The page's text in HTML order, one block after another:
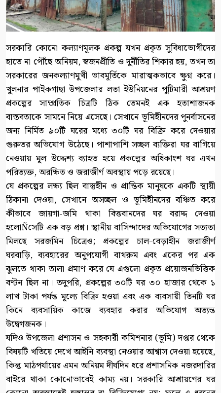
সরকারি কোনো কল্যাণমূলক প্রকল্প যখন প্রকৃত সুবিধাভোগীদের
হাতে না পৌঁছে অনিয়ম, স্বজনপ্রীতি ও দুর্নীতির শিকার হয়, তখন তা
সরকারের জনকল্যাণমুখী ভাবমূর্তিকে মারাত্মকভাবে ক্ষুণ্ন করে।
খুলনার পাইকগাছা উপজেলার লতা ইউনিয়নের পুটিমারী আশ্রয়ণ
প্রকল্পের সাম্প্রতিক চিত্রটি ঠিক তেমনই এক হতাশাজনক
বাস্তবতাকে সামনে নিয়ে এসেছে। সেখানে ভূমিহীনদের পুনর্বাসনের
জন্য নির্মিত ৯০টি ঘরের মধ্যে ৩০টি ঘর বিক্রি করে দেওয়ার
গুরুতর অভিযোগ উঠেছে। পাশাপাশি সচ্ছল ব্যক্তিরা ঘর বাগিয়ে
নেওয়ায় মূল উদ্দেশ্য ব্যাহত হয়ে প্রকল্পের অধিকাংশ ঘর এখন
পরিত্যক্ত, অরক্ষিত ও জরাজীর্ণ অবস্থায় পড়ে রয়েছে।
যে প্রকল্পের লক্ষ্য ছিল বাস্তুহীন ও প্রান্তিক মানুষকে একটি স্থায়ী
ঠিকানা দেওয়া, সেখানে অসচ্ছল ও ভূমিহীনদের বঞ্চিত করে
কীভাবে জায়গা-জমি থাকা বিত্তবানদের ঘর বরাদ্দ দেওয়া
হলোÑসেটি এক বড় প্রশ্ন। স্থানীয় বাসিন্দাদের অভিযোগের সত্যতা
মিলছে সরজমিন চিত্রেও; প্রকল্পের চাল-বেড়াহীন জরাজীর্ণ
ঘরবাড়ি, ব্যবহারের অনুপযোগী বাথরুম এবং একের পর এক
ঝুলতে থাকা তালা প্রমাণ করে যে এগুলো প্রকৃত প্রয়োজনভিত্তিক
বণ্টন ছিল না। তদুপরি, প্রকল্পের ৩০টি ঘর ৩০ হাজার থেকে ১
লাখ টাকা পর্যন্ত মূল্যে বিক্রি হওয়া এবং এক ব্যবসায়ী তিনটি ঘর
কিনে ব্যবসায়িক কাজে ব্যবহার করার অভিযোগ অত্যন্ত
উদ্বেগজনক।
যদিও উপজেলা প্রশাসন ও সহকারী কমিশনার (ভূমি) দপ্তর থেকে
বিষয়টি খতিয়ে দেখে আইনি ব্যবস্থা নেওয়ার আশ্বাস দেওয়া হয়েছে,
কিন্তু মাঠপর্যায়ের এমন অনিয়ম দীর্ঘদিন ধরে প্রশাসনিক নজরদারির
বাইরে থাকা কোনোভাবেই কাম্য নয়। সরকারি আশ্রায়ণের ঘর